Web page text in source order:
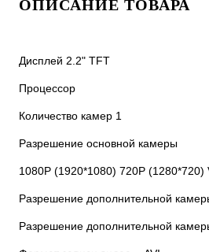
ОПИСАНИЕ ТОВАРА
Дисплей 2.2" TFT
Процессор
Количество камер 1
Разрешение основной камеры
1080P (1920*1080) 720P
Разрешение дополнительной
Разрешение дополнительной